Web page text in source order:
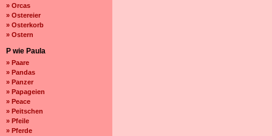
» Orcas
» Ostereier
» Osterkorb
» Ostern
P wie Paula
» Paare
» Pandas
» Panzer
» Papageien
» Peace
» Peitschen
» Pfeile
» Pferde